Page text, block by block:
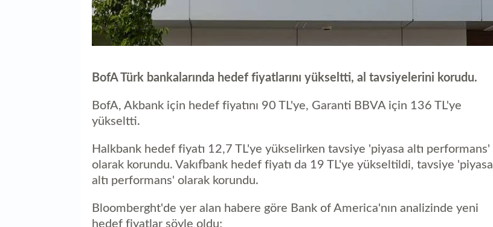
BofA Türk bankalarında hedef fiyatlarını yükseltti, al tavsiyelerini korudu.
BofA, Akbank için hedef fiyatını 90 TL'ye, Garanti BBVA için 136 TL'ye
yükseltti.
Halkbank hedef fiyatı 12,7 TL'ye yükselirken tavsiye 'piyasa altı performans'
olarak korundu. Vakıfbank hedef fiyatı da 19 TL'ye yükseltildi, tavsiye 'piyasa
altı performans' olarak korundu.
Bloomberght'de yer alan habere göre Bank of America'nın analizinde yeni
hedef fiyatlar şöyle oldu;